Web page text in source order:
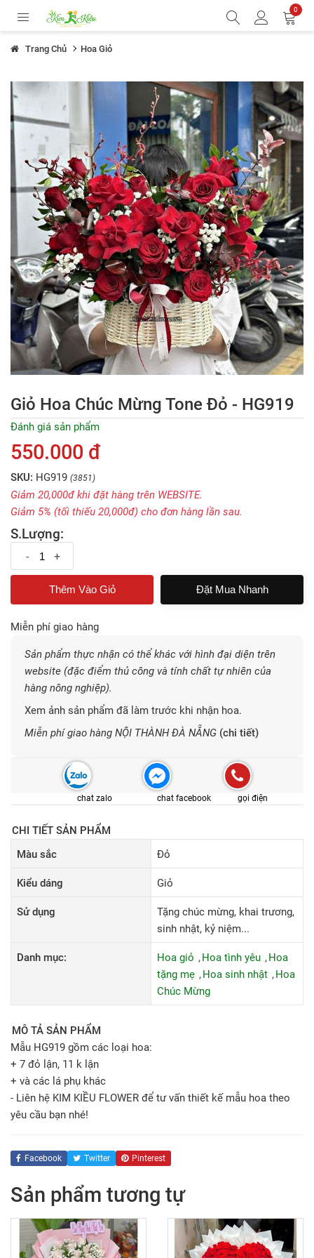
0
Trang Chủ Hoa Giỏ
Giỏ Hoa Chúc Mừng Tone Đỏ - HG919
Đánh giá sản phẩm
550.000 đ
SKU: HG919 (3851)
Giảm 20,000đ khi đặt hàng trên WEBSITE.
Giảm 5% (tối thiếu 20,000đ) cho đơn hàng lần sau.
S.Lượng:
- +
Đặt Mua Nhanh
Miễn phí giao hàng
Sản phẩm thực nhận có thể khác với hình đại diện trên
website (đặc điểm thủ công và tính chất tự nhiên của
hàng nông nghiệp).
Xem ảnh sản phẩm đã làm trước khi nhận hoa.
Miễn phí giao hàng NỘI THÀNH ĐÀ NẴNG (chi tiết)
chat zalo chat facebook gọi điện
CHI TIẾT SẢN PHẨM
Màu sắc
Đỏ
Kiểu dáng Giỏ
Sử dụng
Tặng chúc mừng, khai trương,
sinh nhật, kỷ niệm...
Danh mục: Hoa giỏ Hoa tình yêu
Hoa
tặng mẹ
Hoa sinh nhật
Hoa
Chúc Mừng
MÔ TẢ SẢN PHẨM
Mẫu HG919 gồm các loại hoa:
+ 7 đỏ lận, 11 k lận
+ và các lá phụ khác
- Liên hệ KIM KIỀU FLOWER để tư vấn thiết kế mẫu hoa theo
yêu cầu bạn nhé!
Facebook Twitter Pinterest
Sản phẩm tương tự